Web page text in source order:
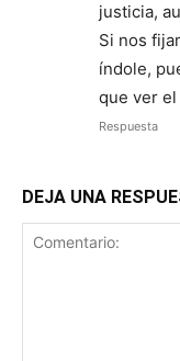
justicia,
Si nos
índole,
que ver el
Respuesta
DEJA UNA